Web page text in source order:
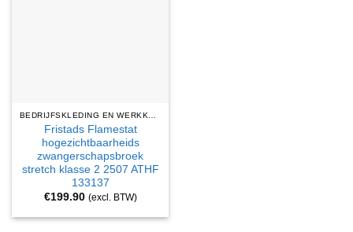
Fristads Flamestat
hogezichtbaarheids
zwangerschapsbroek
stretch klasse 2 2507 ATHF
133137
€199.90 (excl. BTW)